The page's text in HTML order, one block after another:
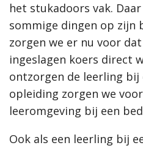
het stukadoors vak.
sommige dingen op zijn
zorgen we er nu voor
ingeslagen koers direct
ontzorgen de leerling
opleiding zorgen we
leeromgeving bij een
Ook als een leerling bij